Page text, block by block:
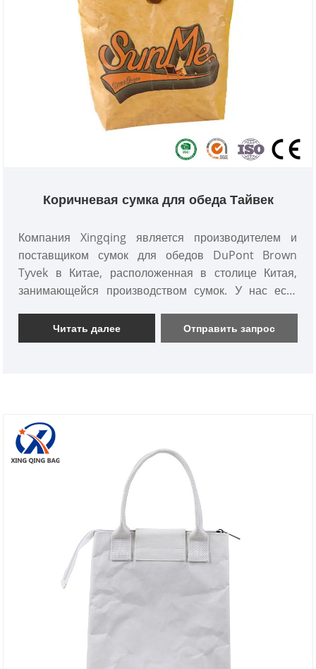
Коричневая сумка для обеда Тайвек
Компания Xingqing является производителем и
поставщиком сумок для обедов DuPont Brown
Tyvek в Китае, расположенная в столице Китая,
занимающейся производством сумок. У нас есть
печатное оборудование, а также опытная команда
продаж, которая делает все возможное, чтобы
настройке и бесплатные образцы, чтобы помочь
клиентам выполнить заказы. Мы с нетерпением
ждем возможности стать вашим надежным
поставщиком в Китае!
Читать далее Отправить запрос